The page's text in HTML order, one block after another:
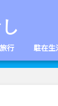
旅行 駐在生